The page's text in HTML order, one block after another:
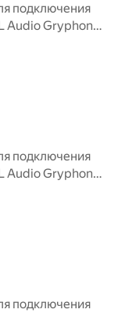
подключения
Audio Gryphon
подключения
Audio Gryphon
подключения